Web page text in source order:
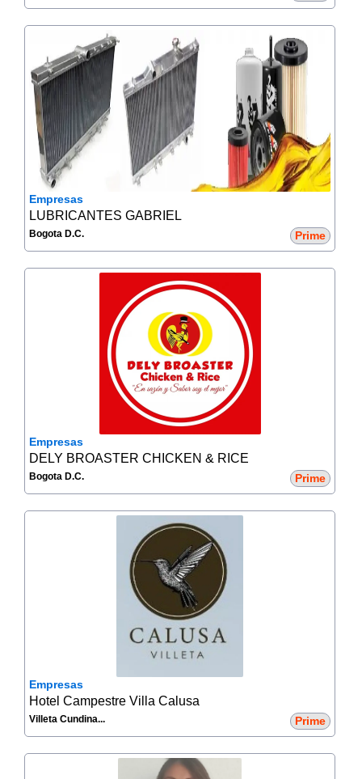
Empresas
LUBRICANTES GABRIEL
Bogota D.C. Prime
Empresas
DELY BROASTER CHICKEN & RICE
Bogota D.C. Prime
Empresas
Hotel Campestre Villa Calusa
Villeta Cundina... Prime